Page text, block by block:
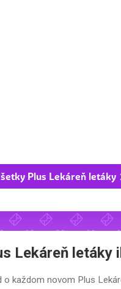
Plus Lekáreň letáky
Lekáreň letáky
o každom novom Plus